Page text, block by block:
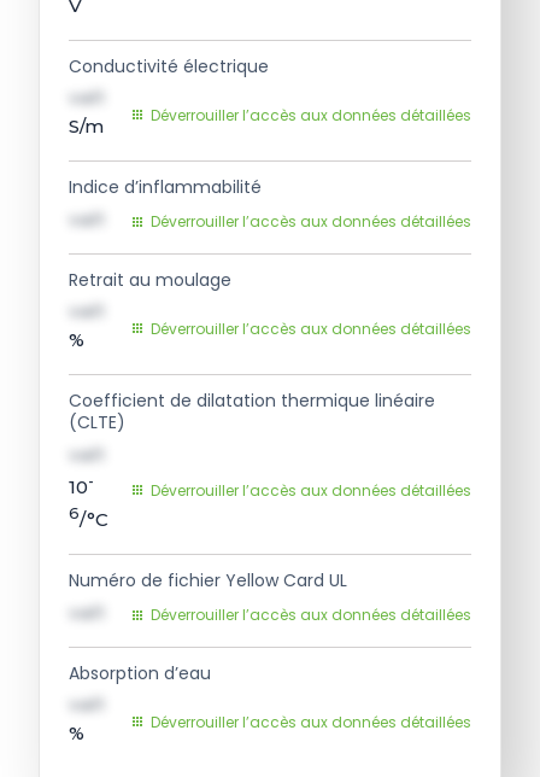
V
Conductivité électrique
val1
S/m
Déverrouiller l’accès aux données détaillées
Indice d’inflammabilité
val1 Déverrouiller l’accès aux données détaillées
Retrait au moulage
val1
%
Déverrouiller l’accès aux données détaillées
Coefficient de dilatation thermique linéaire
(CLTE)
val1
10-
6/°C
Déverrouiller l’accès aux données détaillées
Numéro de fichier Yellow Card UL
val1 Déverrouiller l’accès aux données détaillées
Absorption d’eau
val1
%
Déverrouiller l’accès aux données détaillées